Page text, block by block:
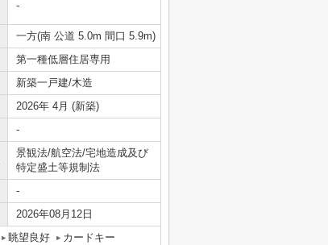
-
一方(南 公道 5.0m 間口 5.9m)
第一種低層住居専用
新築一戸建/木造
2026年 4月 (新築)
-
景観法/航空法/宅地造成及び
特定盛土等規制法
-
2026年08月12日
眺望良好
カードキー